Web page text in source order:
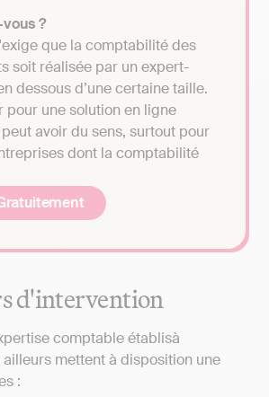
?
que la comptabilité des
soit réalisée par un expert-
dessous d’une certaine taille.
pour une solution en ligne
avoir du sens, surtout pour
dont la comptabilité
d'intervention
comptable établisà
mettent à disposition une
: